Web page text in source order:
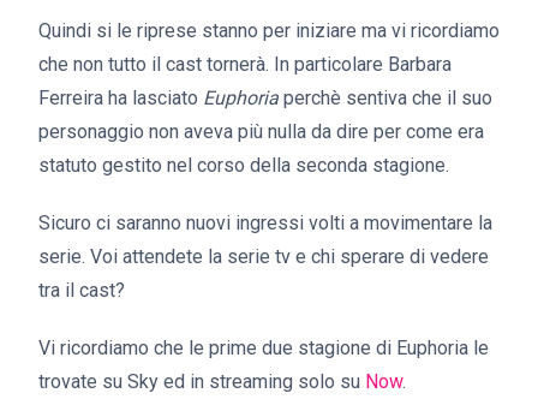
Quindi si le riprese stanno per iniziare ma vi ricordiamo
che non tutto il cast tornerà. In particolare Barbara
Ferreira ha lasciato Euphoria perchè sentiva che il suo
personaggio non aveva più nulla da dire per come era
statuto gestito nel corso della seconda stagione.
Sicuro ci saranno nuovi ingressi volti a movimentare la
serie. Voi attendete la serie tv e chi sperare di vedere
tra il cast?
Vi ricordiamo che le prime due stagione di Euphoria le
trovate su Sky ed in streaming solo su Now.